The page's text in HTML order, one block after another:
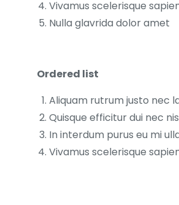
Vivamus scelerisque
Nulla glavrida dolor amet
Ordered list
Aliquam rutrum justo nec
Quisque efficitur dui nec
In interdum purus eu mi
Vivamus scelerisque